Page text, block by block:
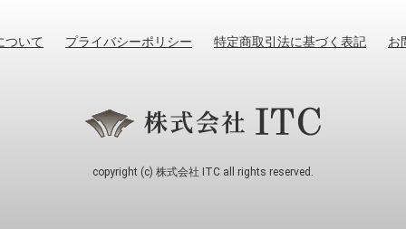
ついて プライバシーポリシー 特定商取引法に基づく表記 お
copyright (c) 株式会社 ITC all rights reserved.